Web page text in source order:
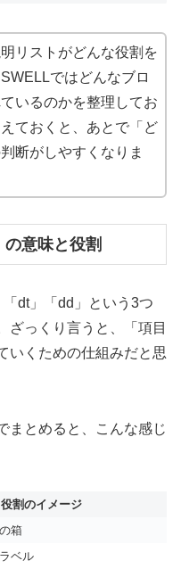
リストがどんな役割を
ではどんなブロ
いるのかを整理してお
ておくと、あとで「ど
断がしやすくなりま
意味と役割
dt」「dd」という3つ
ざっくり言うと、「項目
いくための仕組みだと思
まとめると、こんな感じ
役割のイメージ
箱
ベル